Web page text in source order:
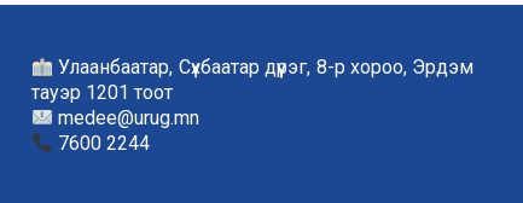
Улаанбаатар, Сүхбаатар дүүрэг, 8-р хороо, Эрдэм
тауэр 1201 тоот
medee@urug.mn
7600 2244